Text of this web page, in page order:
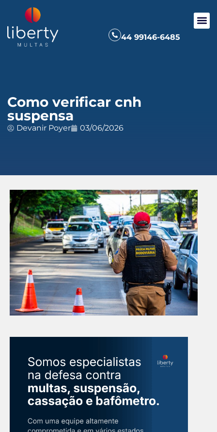
44 99146-6485
Como verificar cnh
suspensa
Devanir Poyer 03/06/2026